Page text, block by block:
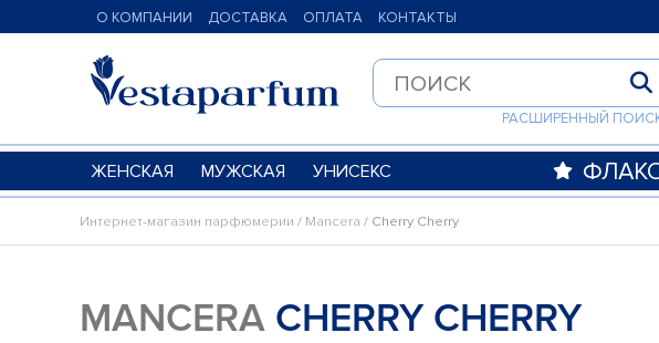
О КОМПАНИИ ДОСТАВКА ОПЛАТА КОНТАКТЫ
РАСШИРЕННЫЙ
ЖЕНСКАЯ МУЖСКАЯ УНИСЕКС
Интернет-магазин парфюмерии / Mancera / Cherry Cherry
MANCERA CHERRY CHERRY